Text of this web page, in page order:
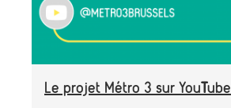
bonne
Le projet Métro 3 sur YouTube